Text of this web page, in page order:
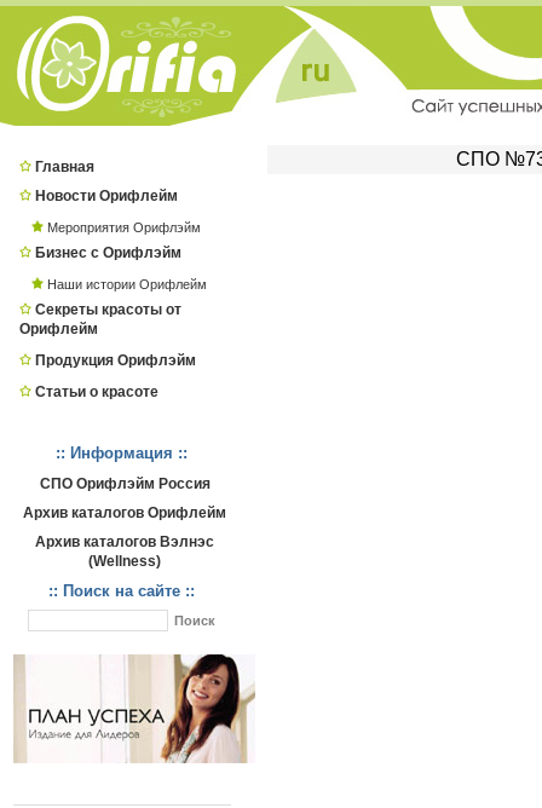
Главная
Новости Орифлейм
Мероприятия Орифлэйм
Бизнес с Орифлэйм
Наши истории Орифлейм
Секреты красоты от
Орифлейм
Продукция Орифлэйм
Статьи о красоте
:: Информация ::
СПО Орифлэйм Россия
Архив каталогов Орифлейм
Архив каталогов Вэлнэс
(Wellness)
:: Поиск на сайте ::
СПО